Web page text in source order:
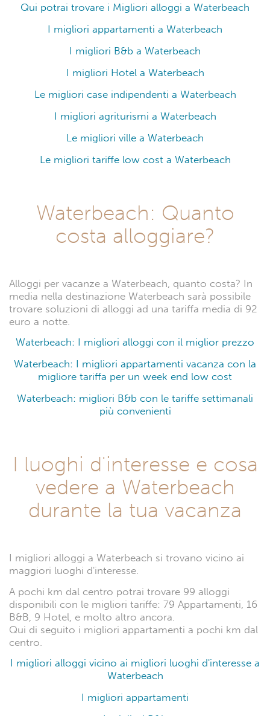
Qui potrai trovare i Migliori alloggi a Waterbeach
I migliori appartamenti a Waterbeach
I migliori B&b a Waterbeach
I migliori Hotel a Waterbeach
Le migliori case indipendenti a Waterbeach
I migliori agriturismi a Waterbeach
Le migliori ville a Waterbeach
Le migliori tariffe low cost a Waterbeach
Waterbeach: Quanto
costa alloggiare?
Alloggi per vacanze a Waterbeach, quanto costa? In
media nella destinazione Waterbeach sarà possibile
trovare soluzioni di alloggi ad una tariffa media di 92
euro a notte.
Waterbeach: I migliori alloggi con il miglior prezzo
Waterbeach: I migliori appartamenti vacanza con la
migliore tariffa per un week end low cost
Waterbeach: migliori B&b con le tariffe settimanali
più convenienti
I luoghi d'interesse e cosa
vedere a Waterbeach
durante la tua vacanza
I migliori alloggi a Waterbeach si trovano vicino ai
maggiori luoghi d'interesse.
A pochi km dal centro potrai trovare 99 alloggi
disponibili con le migliori tariffe: 79 Appartamenti, 16
B&B, 9 Hotel, e molto altro ancora.
Qui di seguito i migliori appartamenti a pochi km dal
centro.
I migliori alloggi vicino ai migliori luoghi d'interesse a
Waterbeach
I migliori appartamenti